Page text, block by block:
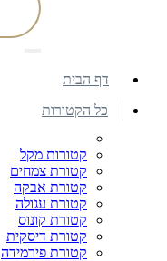
דף הבית
כל הקטורות
קטורות מקל
קטורת צמחים
קטורת אבקה
קטורת עגולה
קטורת קונוס
קטורת דיסקית
קטורת פירמידה